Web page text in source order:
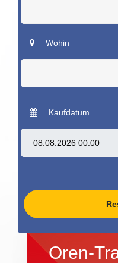
Wohin
Kaufdatum
Oren-